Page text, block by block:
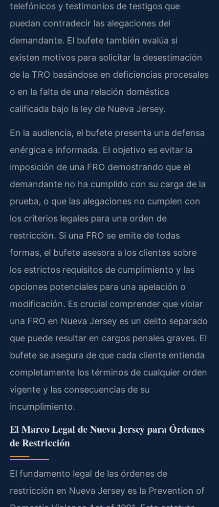
telefónicos y testimonios de testigos que
puedan contradecir las alegaciones del
demandante. El bufete también evalúa si
existen motivos para solicitar la desestimación
de la TRO basándose en deficiencias procesales
o en la falta de una relación doméstica
calificada bajo la ley de Nueva Jersey.
En la audiencia, el bufete presenta una defensa
enérgica e informada. El objetivo es evitar la
imposición de una FRO demostrando que el
demandante no ha cumplido con su carga de la
prueba, o que las alegaciones no cumplen con
los criterios legales para una orden de
restricción. Si una FRO se emite de todas
formas, el bufete asesora a los clientes sobre
los estrictos requisitos de cumplimiento y las
opciones potenciales para una apelación o
modificación. Es crucial comprender que violar
una FRO en Nueva Jersey es un delito separado
que puede resultar en cargos penales graves. El
bufete se asegura de que cada cliente entienda
completamente los términos de cualquier orden
vigente y las consecuencias de su
incumplimiento.
El Marco Legal de Nueva Jersey para Órdenes
de Restricción
El fundamento legal de las órdenes de
restricción en Nueva Jersey es la Prevention of